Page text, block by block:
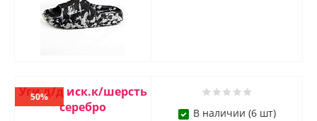
Уги д/д иск.к/шерсть
серебро
50%
В наличии (6 шт)